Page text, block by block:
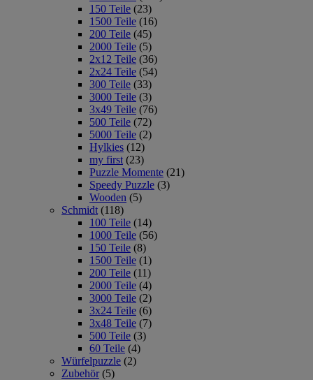
150 Teile (23)
1500 Teile (16)
200 Teile (45)
2000 Teile (5)
2x12 Teile (36)
2x24 Teile (54)
300 Teile (33)
3000 Teile (3)
3x49 Teile (76)
500 Teile (72)
5000 Teile (2)
Hylkies (12)
my first (23)
Puzzle Momente (21)
Speedy Puzzle (3)
Wooden (5)
Schmidt (118)
100 Teile (14)
1000 Teile (56)
150 Teile (8)
1500 Teile (1)
200 Teile (11)
2000 Teile (4)
3000 Teile (2)
3x24 Teile (6)
3x48 Teile (7)
500 Teile (3)
60 Teile (4)
Würfelpuzzle (2)
Zubehör (5)